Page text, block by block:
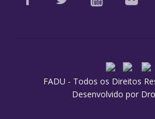
FADU - Todos os Direitos
Desenvolvido por